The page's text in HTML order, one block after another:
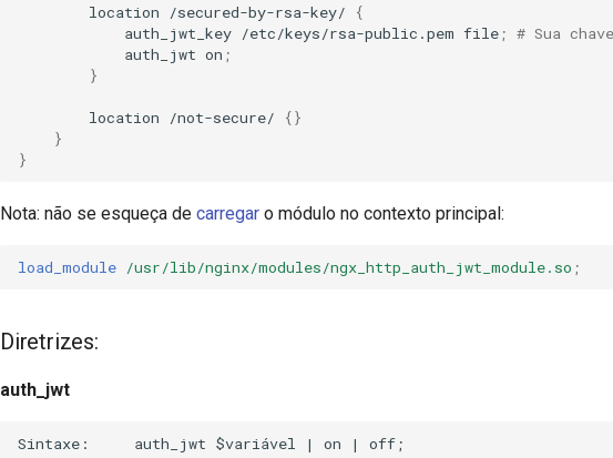
location /secured-by-rsa-key/
{
auth_jwt_key /etc/keys/rsa-public.pem file ; # Sua
auth_jwt on ;
}
location /not-secure/
{}
}
}
Nota: não se esqueça de carregar o módulo no contexto principal:
load_module /usr/lib/nginx/modules/ngx_http_auth_jwt_module.so ;
Diretrizes:
auth_jwt
Sintaxe:     auth_jwt $variável | on | off;